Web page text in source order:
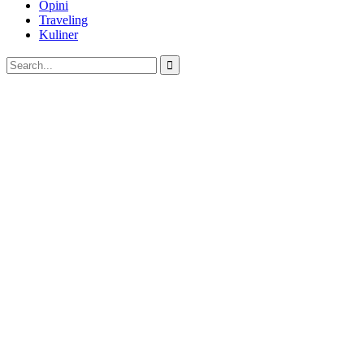
Opini
Traveling
Kuliner